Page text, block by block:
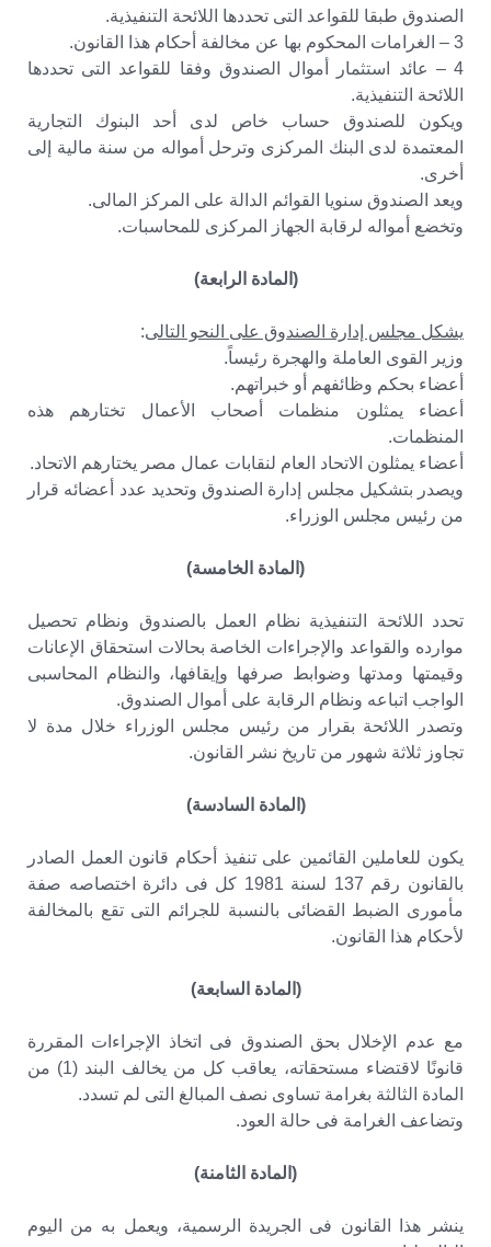
الصندوق طبقا للقواعد التى تحددها اللائحة التنفيذية.
3 – الغرامات المحكوم بها عن مخالفة أحكام هذا القانون.
4 – عائد استثمار أموال الصندوق وفقا للقواعد التى تحددها
اللائحة التنفيذية.
ويكون للصندوق حساب خاص لدى أحد البنوك التجارية
المعتمدة لدى البنك المركزى وترحل أمواله من سنة مالية إلى
أخرى.
ويعد الصندوق سنويا القوائم الدالة على المركز المالى.
وتخضع أمواله لرقابة الجهاز المركزى للمحاسبات.
(المادة الرابعة)
يشكل مجلس إدارة الصندوق على النحو التالى:
وزير القوى العاملة والهجرة رئيساً.
أعضاء بحكم وظائفهم أو خبراتهم.
أعضاء يمثلون منظمات أصحاب الأعمال تختارهم هذه
المنظمات.
أعضاء يمثلون الاتحاد العام لنقابات عمال مصر يختارهم الاتحاد.
ويصدر بتشكيل مجلس إدارة الصندوق وتحديد عدد أعضائه قرار
من رئيس مجلس الوزراء.
(المادة الخامسة)
تحدد اللائحة التنفيذية نظام العمل بالصندوق ونظام تحصيل
موارده والقواعد والإجراءات الخاصة بحالات استحقاق الإعانات
وقيمتها ومدتها وضوابط صرفها وإيقافها، والنظام المحاسبى
الواجب اتباعه ونظام الرقابة على أموال الصندوق.
وتصدر اللائحة بقرار من رئيس مجلس الوزراء خلال مدة لا
تجاوز ثلاثة شهور من تاريخ نشر القانون.
(المادة السادسة)
يكون للعاملين القائمين على تنفيذ أحكام قانون العمل الصادر
بالقانون رقم 137 لسنة 1981 كل فى دائرة اختصاصه صفة
مأمورى الضبط القضائى بالنسبة للجرائم التى تقع بالمخالفة
لأحكام هذا القانون.
(المادة السابعة)
مع عدم الإخلال بحق الصندوق فى اتخاذ الإجراءات المقررة
قانونًا لاقتضاء مستحقاته، يعاقب كل من يخالف البند (1) من
المادة الثالثة بغرامة تساوى نصف المبالغ التى لم تسدد.
وتضاعف الغرامة فى حالة العود.
(المادة الثامنة)
ينشر هذا القانون فى الجريدة الرسمية، ويعمل به من اليوم